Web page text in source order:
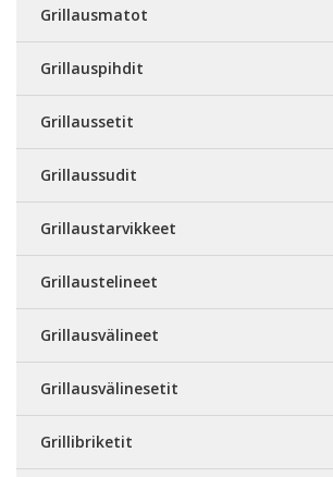
Grillausmatot
Grillauspihdit
Grillaussetit
Grillaussudit
Grillaustarvikkeet
Grillaustelineet
Grillausvälineet
Grillausvälinesetit
Grillibriketit